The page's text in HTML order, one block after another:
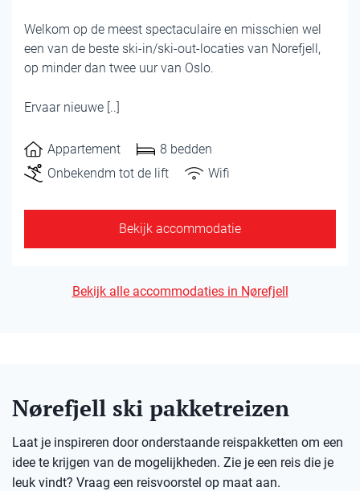
Welkom op de meest spectaculaire en misschien wel
een van de beste ski-in/ski-out-locaties van Norefjell,
op minder dan twee uur van Oslo.
Ervaar nieuwe [..]
Appartement
8 bedden
Onbekendm tot de lift
Wifi
Bekijk accommodatie
Bekijk alle accommodaties in Nørefjell
Nørefjell ski pakketreizen
Laat je inspireren door onderstaande reispakketten om een
idee te krijgen van de mogelijkheden. Zie je een reis die je
leuk vindt? Vraag een reisvoorstel op maat aan.